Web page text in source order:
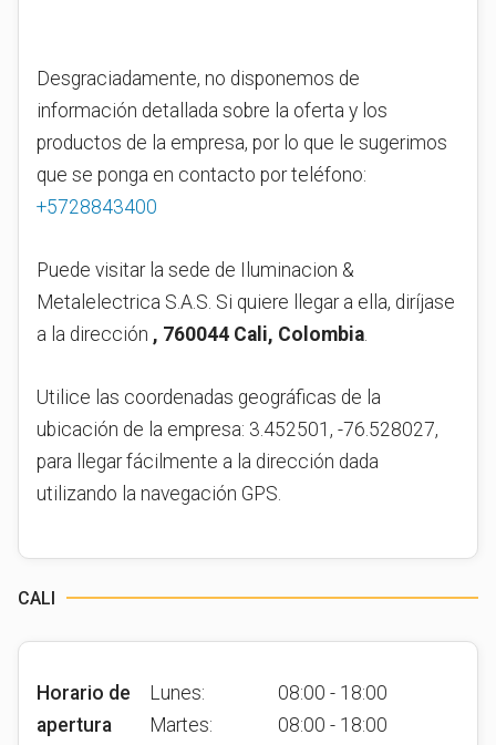
Desgraciadamente, no disponemos de
información detallada sobre la oferta y los
productos de la empresa, por lo que le sugerimos
que se ponga en contacto por teléfono:
+5728843400
Puede visitar la sede de Iluminacion &
Metalelectrica S.A.S. Si quiere llegar a ella, diríjase
a la dirección , 760044 Cali, Colombia
Utilice las coordenadas geográficas de la
ubicación de la empresa: 3.452501, -76.528027,
para llegar fácilmente a la dirección dada
utilizando la navegación GPS.
CALI
Horario de
apertura
Lunes:
08:00 - 18:00
Martes:
08:00 - 18:00